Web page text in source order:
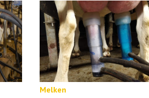
Melken